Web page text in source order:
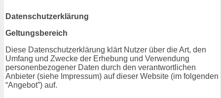
Datenschutzerklärung
Geltungsbereich
Diese Datenschutzerklärung klärt Nutzer über die Art, den
Umfang und Zwecke der Erhebung und Verwendung
personenbezogener Daten durch den verantwortlichen
Anbieter (siehe Impressum) auf dieser Website (im folgenden
“Angebot”) auf.